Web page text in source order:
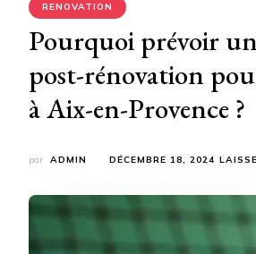
RENOVATION
Pourquoi prévoir
post-rénovation
à Aix-en-Provence ?
par ADMIN DÉCEMBRE 18, 2024